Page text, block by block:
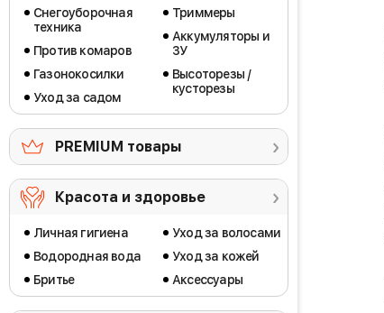
Снегоуборочная
техника
Против комаров
Газонокосилки
Уход за садом
Триммеры
Аккумуляторы и
ЗУ
Высоторезы /
кусторезы
PREMIUM товары
Красота и здоровье
Личная гигиена
Водородная вода
Бритье
Уход за волосами
Уход за кожей
Аксессуары